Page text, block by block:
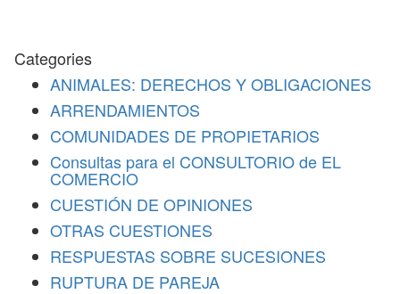
Categories
ANIMALES: DERECHOS Y OBLIGACIONES
ARRENDAMIENTOS
COMUNIDADES DE PROPIETARIOS
Consultas para el CONSULTORIO de EL
COMERCIO
CUESTIÓN DE OPINIONES
OTRAS CUESTIONES
RESPUESTAS SOBRE SUCESIONES
RUPTURA DE PAREJA